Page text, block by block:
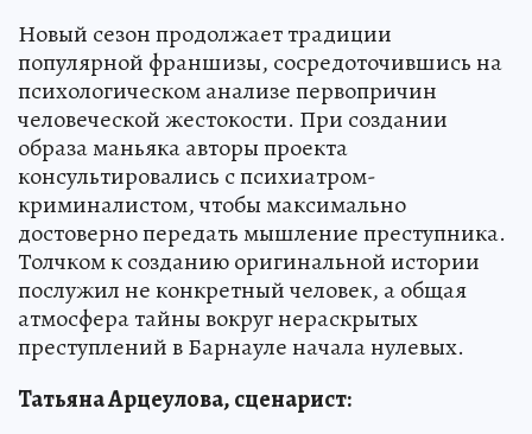
Новый сезон продолжает традиции
популярной франшизы, сосредоточившись на
психологическом анализе первопричин
человеческой жестокости. При создании
образа маньяка авторы проекта
консультировались с психиатром-
криминалистом, чтобы максимально
достоверно передать мышление преступника.
Толчком к созданию оригинальной истории
послужил не конкретный человек, а общая
атмосфера тайны вокруг нераскрытых
преступлений в Барнауле начала нулевых.
Татьяна Арцеулова, сценарист: